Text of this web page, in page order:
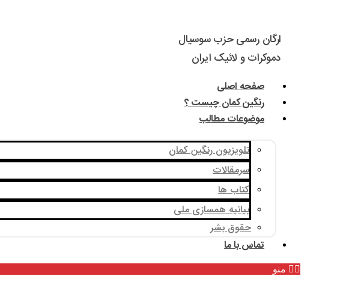
ارگان رسمی حزب سوسیال
دموکرات و لائیک ایران
صفحه اصلی
رنگین کمان چیست ؟
موضوعات مطالب
تلویزیون رنگین کمان
سرمقالات
کتاب ها
بیانیه همسازی ملی
حقوق بشر
تماس با ما
منو